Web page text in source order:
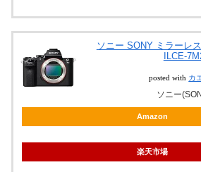
ソニー SONY ミラーレ
ILCE-
posted with カ
ソニー
Amazon
楽天市場